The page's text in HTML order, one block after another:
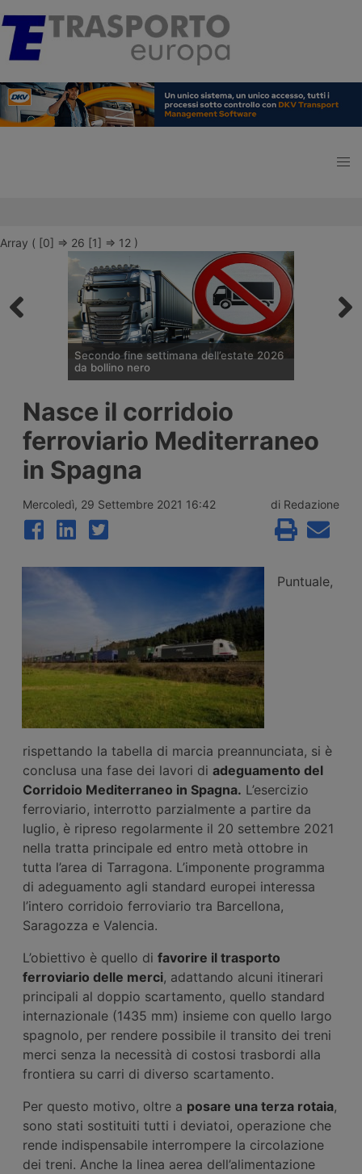
Array ( [0] => 26 [1] => 12 )
Secondo fine settimana dell’estate 2026
da bollino nero
e potenziamento del personale Anas sulla
rete nazionale nel weekend che apre la
settimana di Ferragosto, con oltre 25
milioni di spostamenti attesi tra il 7 e il 9
agosto 2026.
Nasce il corridoio
ferroviario Mediterraneo
in Spagna
Mercoledì, 29 Settembre 2021 16:42 di Redazione
Puntuale,
rispettando la tabella di marcia preannunciata, si è
conclusa una fase dei lavori di adeguamento del
Corridoio Mediterraneo in Spagna. L’esercizio
ferroviario, interrotto parzialmente a partire da
luglio, è ripreso regolarmente il 20 settembre 2021
nella tratta principale ed entro metà ottobre in
tutta l’area di Tarragona. L’imponente programma
di adeguamento agli standard europei interessa
l’intero corridoio ferroviario tra Barcellona,
Saragozza e Valencia.
L’obiettivo è quello di favorire il trasporto
ferroviario delle merci, adattando alcuni itinerari
principali al doppio scartamento, quello standard
internazionale (1435 mm) insieme con quello largo
spagnolo, per rendere possibile il transito dei treni
merci senza la necessità di costosi trasbordi alla
frontiera su carri di diverso scartamento.
Per questo motivo, oltre a posare una terza rotaia,
sono stati sostituiti tutti i deviatoi, operazione che
rende indispensabile interrompere la circolazione
dei treni. Anche la linea aerea dell’alimentazione